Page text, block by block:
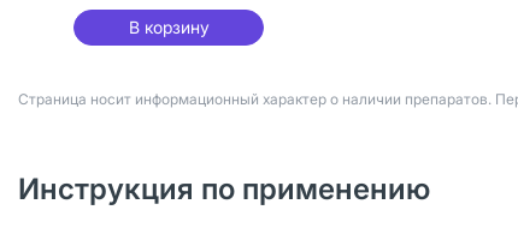
В корзину
Страница носит информационный характер о наличии препаратов.
Инструкция по применению